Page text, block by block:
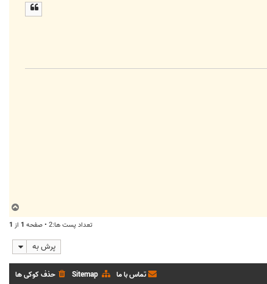
ا
تعداد پست ها:2 • صفحه 1 از 1
پرش به
حذف کوکی ها Sitemap تماس با ما